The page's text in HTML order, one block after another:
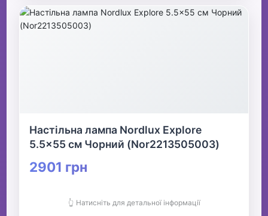
Настільна лампа Nordlux Explore
5.5x55 см Чорний (Nor2213505003)
2901 грн
👆 Натисніть для детальної інформації